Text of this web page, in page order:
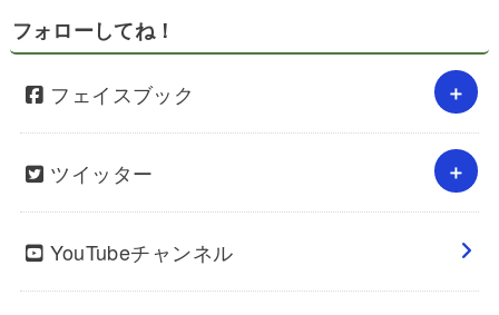
フォローしてね！
フェイスブック
ツイッター
YouTubeチャンネル